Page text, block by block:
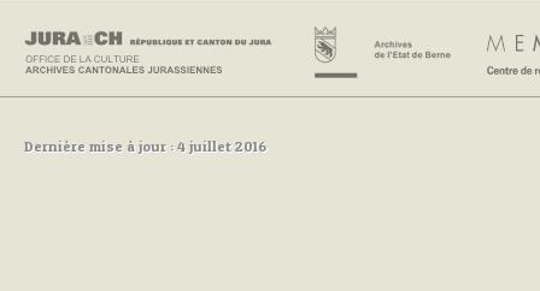
Dernière mise à jour : 4 juillet 2016